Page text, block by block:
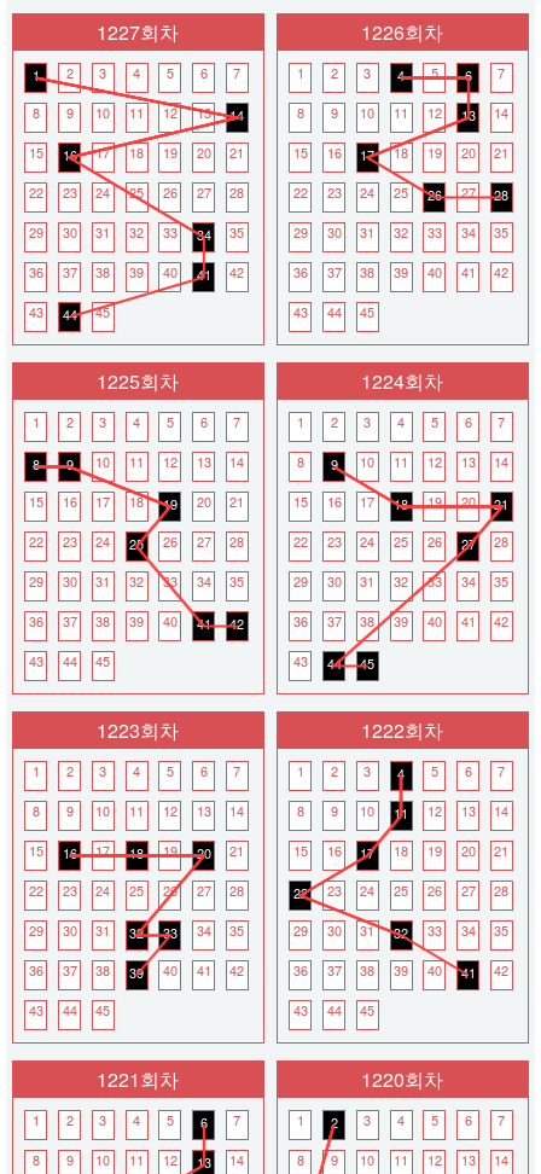
1227회차
1 2 3 4 5 6 7
8 9 10 11 12 13
14
15
16 17 18 19 20 21
22 23 24 25 26 27 28
29 30 31 32 33 34 35
36 37 38 39 40 41 42
43 44 45
1226회차
1 2 3 4 5 6 7
8 9 10 11 12 13 14
15 16 17 18 19 20 21
22 23 24 25 26 27
28
29
30 31 32 33 34 35
36 37 38 39 40 41 42
43 44 45
1225회차
1 2 3 4 5 6 7
8 9 10 11 12 13 14
15 16 17 18 19 20 21
22 23 24 25 26 27 28
29 30 31 32 33 34 35
36 37 38 39 40 41
42
43
44 45
1224회차
1 2 3 4 5 6 7
8 9 10 11 12 13 14
15 16 17 18 19 20
21
22
23 24 25 26 27 28
29 30 31 32 33 34 35
36 37 38 39 40 41 42
43 44 45
1223회차
1 2 3 4 5 6 7
8 9 10 11 12 13 14
15 16 17 18 19 20 21
22 23 24 25 26 27 28
29 30 31 32 33 34 35
36 37 38 39 40 41 42
43 44 45
1222회차
1 2 3 4 5 6 7
8 9 10 11 12 13 14
15 16 17 18 19 20 21
22 23 24 25 26 27 28
29 30 31 32 33 34 35
36 37 38 39 40 41 42
43 44 45
1221회차
1 2 3 4 5 6 7
8 9 10 11 12 13 14
1220회차
1 2 3 4 5 6 7
8 9 10 11 12 13 14